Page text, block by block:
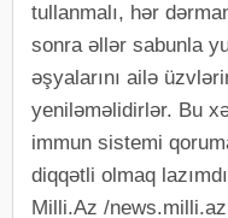
tullanmalı, hər
sonra əllər sabunla
əşyalarını ailə
yeniləməlidirlər. Bu
immun sistemi
diqqətli olmaq
Milli.Az /news.milli.az